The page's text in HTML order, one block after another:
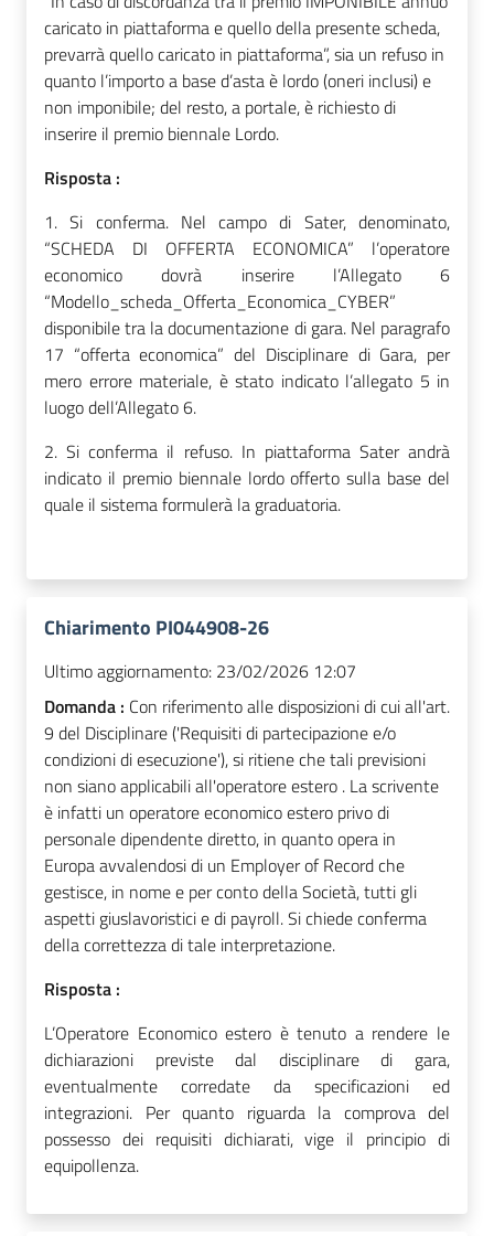
caricato in piattaforma e quello della presente scheda,
prevarrà quello caricato in piattaforma”, sia un refuso in
quanto l’importo a base d’asta è lordo (oneri inclusi) e
non imponibile; del resto, a portale, è richiesto di
inserire il premio biennale Lordo.
Risposta :
1. Si conferma. Nel campo di Sater, denominato,
“SCHEDA DI OFFERTA ECONOMICA” l’operatore
economico dovrà inserire l’Allegato 6
“Modello_scheda_Offerta_Economica_CYBER”
disponibile tra la documentazione di gara. Nel paragrafo
17 “offerta economica” del Disciplinare di Gara, per
mero errore materiale, è stato indicato l’allegato 5 in
luogo dell’Allegato 6.
2. Si conferma il refuso. In piattaforma Sater andrà
indicato il premio biennale lordo offerto sulla base del
quale il sistema formulerà la graduatoria.
Chiarimento PI044908-26
Ultimo aggiornamento: 23/02/2026 12:07
Domanda : Con riferimento alle disposizioni di cui all'art.
9 del Disciplinare ('Requisiti di partecipazione e/o
condizioni di esecuzione'), si ritiene che tali previsioni
non siano applicabili all'operatore estero . La scrivente
è infatti un operatore economico estero privo di
personale dipendente diretto, in quanto opera in
Europa avvalendosi di un Employer of Record che
gestisce, in nome e per conto della Società, tutti gli
aspetti giuslavoristici e di payroll. Si chiede conferma
della correttezza di tale interpretazione.
Risposta :
L’Operatore Economico estero è tenuto a rendere le
dichiarazioni previste dal disciplinare di gara,
eventualmente corredate da specificazioni ed
integrazioni. Per quanto riguarda la comprova del
possesso dei requisiti dichiarati, vige il principio di
equipollenza.